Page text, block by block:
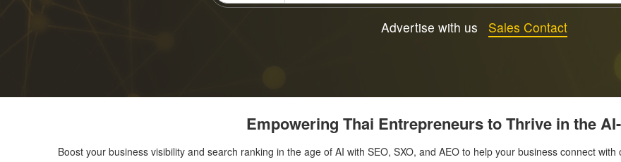
Advertise with us Sales Contact
Empowering Thai Entrepreneurs to Thrive in the
Boost your business visibility and search ranking in the age of AI with SEO, SXO, and AEO to help your business connect